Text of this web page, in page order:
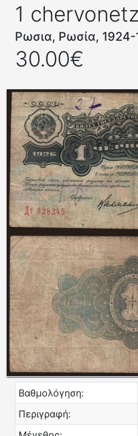
1
Ρωσια, Ρωσία, 1924-
30.00€
Βαθμολόγηση:
Περιγραφή: